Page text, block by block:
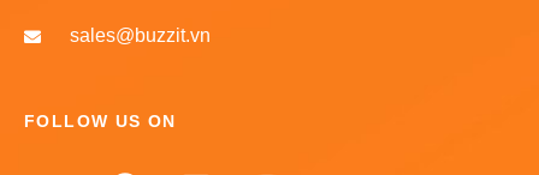
sales@buzzit.vn
FOLLOW US ON